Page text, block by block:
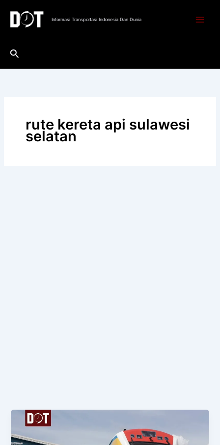
konten
Informasi Transportasi Indonesia Dan Dunia
Cari
rute kereta api sulawesi
selatan